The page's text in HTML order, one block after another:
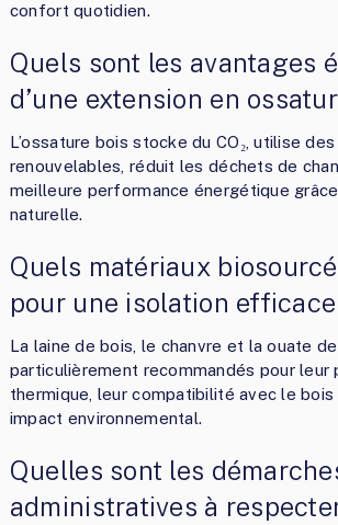
confort quotidien.
Quels sont les avantages
d’une extension en
L’ossature bois stocke du CO₂, utilise
renouvelables, réduit les déchets de
meilleure performance énergétique grâce
naturelle.
Quels matériaux
pour une isolation
La laine de bois, le chanvre et la ouate
particulièrement recommandés pour leur
thermique, leur compatibilité avec le
impact environnemental.
Quelles sont les
administratives à